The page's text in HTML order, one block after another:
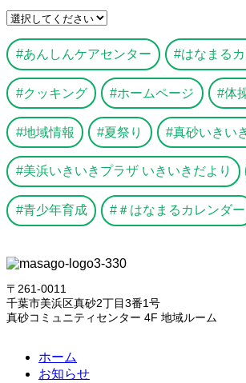
あんしんケアセンター はなまる
クッキング ホームページ 体
地域情報 夏祭り 真砂いきい
美浜いきいきプラザ いきいきだより
青少年育成 ＃はなまるカレンダー
〒261-0011
千葉市美浜区真砂2丁目3番1号
真砂コミュニティセンター 4F 地域ルーム
ホーム
お知らせ